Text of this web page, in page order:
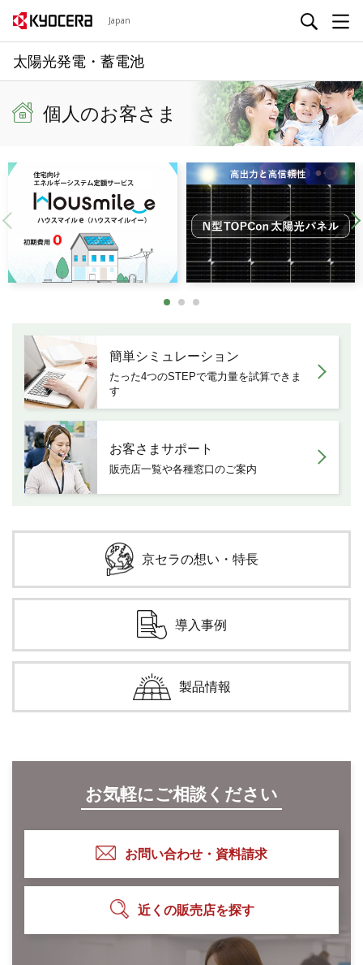
Japan
太陽光発電・蓄電池
個人のお客さま
簡単シミュレーション
たった4つのSTEPで電力量を試算できま
す
お客さまサポート
販売店一覧や各種窓口のご案内
京セラの想い・特長
導入事例
製品情報
お気軽にご相談ください
お問い合わせ・資料請求
近くの販売店を探す